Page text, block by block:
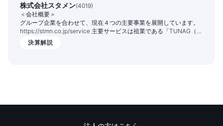
株式会社スタメン(4019)
＜会社概要＞
グループ企業を合わせて、現在４つの主要事業を展開しています。
https://stmn.co.jp/service 主要サービスは祖業である「TUNAG（ツ
ナグ）」という組織エンゲージメントを高めるITサービスです。
1,400社以上の企業様でご活用いただいており、従業員の定着率向上
決算解説